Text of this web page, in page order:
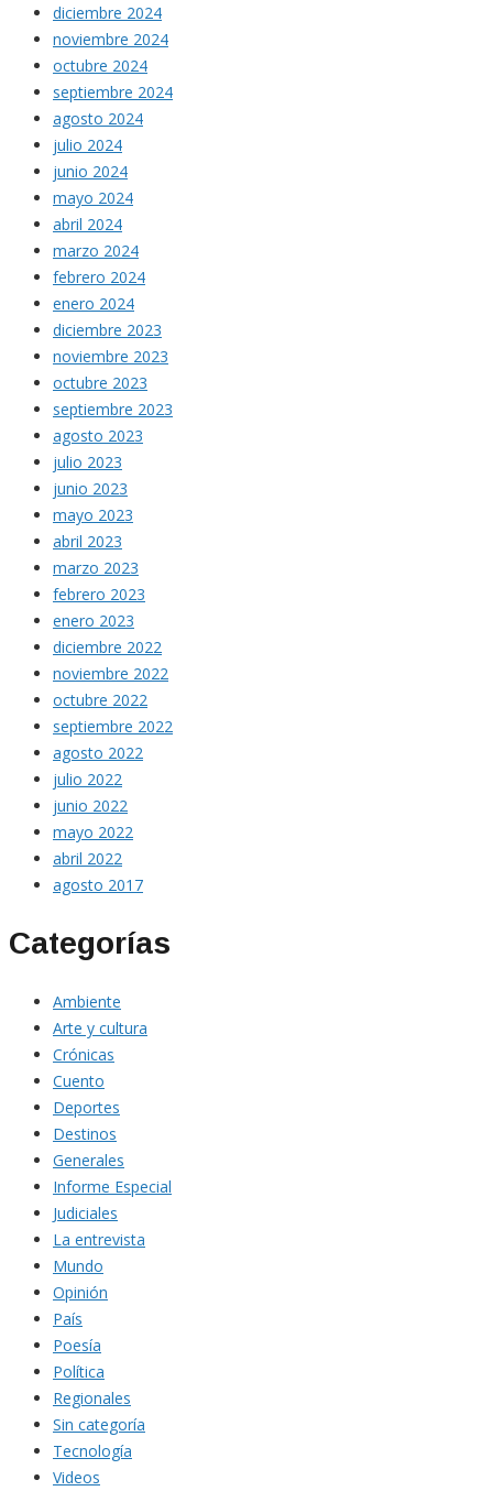
diciembre 2024
noviembre 2024
octubre 2024
septiembre 2024
agosto 2024
julio 2024
junio 2024
mayo 2024
abril 2024
marzo 2024
febrero 2024
enero 2024
diciembre 2023
noviembre 2023
octubre 2023
septiembre 2023
agosto 2023
julio 2023
junio 2023
mayo 2023
abril 2023
marzo 2023
febrero 2023
enero 2023
diciembre 2022
noviembre 2022
octubre 2022
septiembre 2022
agosto 2022
julio 2022
junio 2022
mayo 2022
abril 2022
agosto 2017
Categorías
Ambiente
Arte y cultura
Crónicas
Cuento
Deportes
Destinos
Generales
Informe Especial
Judiciales
La entrevista
Mundo
Opinión
País
Poesía
Política
Regionales
Sin categoría
Tecnología
Videos